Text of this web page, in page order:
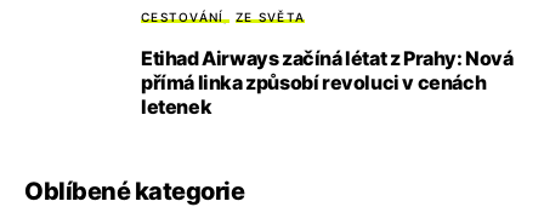
CESTOVÁNÍ ZE SVĚTA
Etihad Airways začíná létat z Prahy: Nová
přímá linka způsobí revoluci v cenách
letenek
Oblíbené kategorie